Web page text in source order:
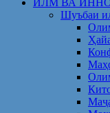
ИЛМ ВА
Шуъбаи